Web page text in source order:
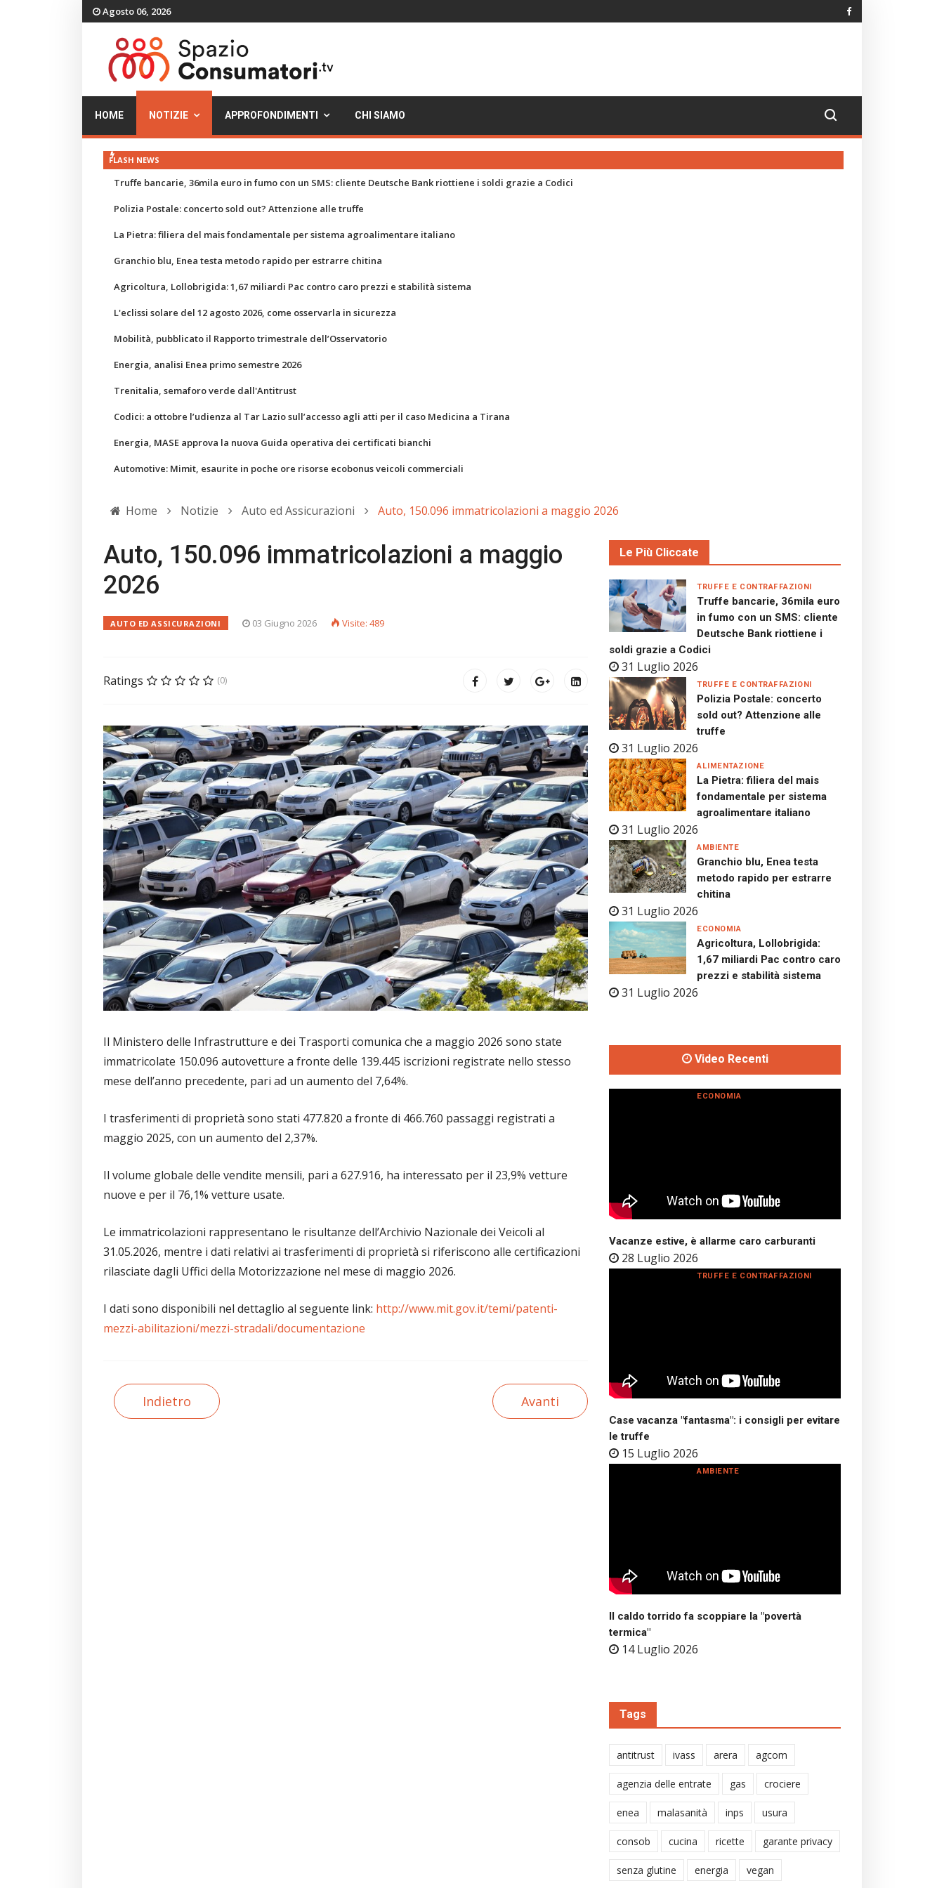
Agosto 06, 2026
HOME NOTIZIE APPROFONDIMENTI CHI SIAMO
FLASH NEWS
Truffe bancarie, 36mila euro in fumo con un SMS: cliente Deutsche Bank riottiene i soldi grazie a Codici
Polizia Postale: concerto sold out? Attenzione alle truffe
La Pietra: filiera del mais fondamentale per sistema agroalimentare italiano
Granchio blu, Enea testa metodo rapido per estrarre chitina
Agricoltura, Lollobrigida: 1,67 miliardi Pac contro caro prezzi e stabilità sistema
L'eclissi solare del 12 agosto 2026, come osservarla in sicurezza
Mobilità, pubblicato il Rapporto trimestrale dell’Osservatorio
Energia, analisi Enea primo semestre 2026
Trenitalia, semaforo verde dall'Antitrust
Codici: a ottobre l’udienza al Tar Lazio sull’accesso agli atti per il caso Medicina a Tirana
Energia, MASE approva la nuova Guida operativa dei certificati bianchi
Automotive: Mimit, esaurite in poche ore risorse ecobonus veicoli commerciali
Home Notizie Auto ed Assicurazioni Auto, 150.096 immatricolazioni a maggio 2026
Auto, 150.096 immatricolazioni a maggio
2026
AUTO ED ASSICURAZIONI 03 Giugno 2026 Visite: 489
Ratings (0)
Il Ministero delle Infrastrutture e dei Trasporti comunica che a maggio 2026 sono state
immatricolate 150.096 autovetture a fronte delle 139.445 iscrizioni registrate nello stesso
mese dell’anno precedente, pari ad un aumento del 7,64%.
I trasferimenti di proprietà sono stati 477.820 a fronte di 466.760 passaggi registrati a
maggio 2025, con un aumento del 2,37%.
Il volume globale delle vendite mensili, pari a 627.916, ha interessato per il 23,9% vetture
nuove e per il 76,1% vetture usate.
Le immatricolazioni rappresentano le risultanze dell’Archivio Nazionale dei Veicoli al
31.05.2026, mentre i dati relativi ai trasferimenti di proprietà si riferiscono alle certificazioni
rilasciate dagli Uffici della Motorizzazione nel mese di maggio 2026.
I dati sono disponibili nel dettaglio al seguente link: http://www.mit.gov.it/temi/patenti-
mezzi-abilitazioni/mezzi-stradali/documentazione
Indietro Avanti
Le Più Cliccate
Truffe bancarie, 36mila euro
in fumo con un SMS: cliente
Deutsche Bank riottiene i
soldi grazie a Codici
31 Luglio 2026
TRUFFE E CONTRAFFAZIONI
Polizia Postale: concerto
sold out? Attenzione alle
truffe
31 Luglio 2026
TRUFFE E CONTRAFFAZIONI
La Pietra: filiera del mais
fondamentale per sistema
agroalimentare italiano
31 Luglio 2026
ALIMENTAZIONE
Granchio blu, Enea testa
metodo rapido per estrarre
chitina
31 Luglio 2026
AMBIENTE
Agricoltura, Lollobrigida:
1,67 miliardi Pac contro caro
prezzi e stabilità sistema
31 Luglio 2026
ECONOMIA
Video Recenti
Vacanze estive, è allarme caro carburanti
28 Luglio 2026
ECONOMIA
Case vacanza "fantasma": i consigli per evitare
le truffe
15 Luglio 2026
TRUFFE E CONTRAFFAZIONI
Il caldo torrido fa scoppiare la "povertà
termica"
14 Luglio 2026
AMBIENTE
Tags
antitrust ivass arera agcom
agenzia delle entrate gas crociere
enea malasanità inps usura
consob cucina ricette garante privacy
senza glutine energia vegan